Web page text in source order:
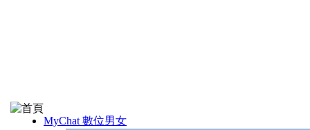
MyChat 數位男女